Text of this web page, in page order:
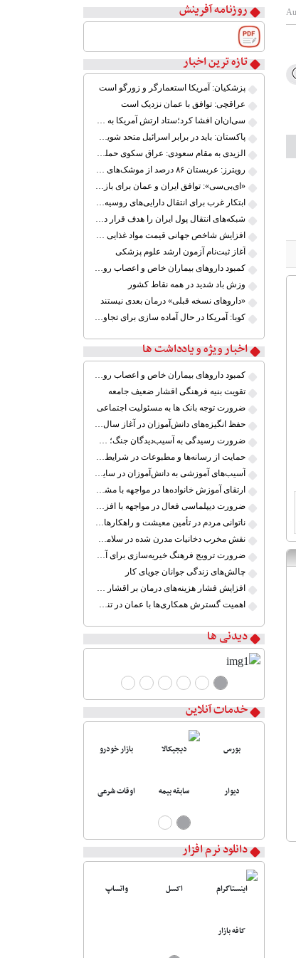
روزنامه آفرینش
۱
۳
۵
۶
۷
۸
تازه ترین اخبار
پزشکیان: آمریکا استعمارگر و زورگو است
عراقچی: توافق با عمان نزدیک است
سی‌ان‌ان افشا کرد؛ستاد ارتش آمریکا به دنبال راهی برای خروج از جنگ است
پاکستان: باید در برابر اسرائیل متحد شویم؛ عادی‌سازی هیچ سودی ندارد
الزیدی به مقام سعودی: عراق سکوی حمله به کشورهای دیگر نخواهد شد
رویترز: عربستان ۸۶ درصد از موشک‌های پاتریوت خود را استفاده کرده است
«ای‌بی‌سی»: توافق ایران و عمان برای بازگشایی تنگه هرمز ۶۰ روزه است
ابتکار غرب برای انتقال دارایی‌های روسیه جهت استفاده کی‌یف
شبکه‌های انتقال پول ایران را هدف قرار دادیم
افزایش شاخص جهانی قیمت مواد غذایی در پی تحولات خلیج فارس
آغاز ثبت‌نام آزمون ارشد علوم پزشکی
کمبود داروهای بیماران خاص و اعصاب روان؛ چالش‌های نظارتی و بازار سیاه
وزش باد شدید در همه نقاط کشور
«داروهای نسخه قبلی» درمان بعدی نیستند
کوبا: آمریکا در حال آماده سازی برای تجاوز به خاک ماست
اخبار ویژه و یادداشت ها
کمبود داروهای بیماران خاص و اعصاب روان؛ چالش‌های نظارتی و بازار سیاه
تقویت بنیه فرهنگی اقشار ضعیف جامعه
ضرورت توجه بانک ها به مسئولیت اجتماعی
حفظ انگیزه‌های دانش‌آموزان در آغاز سال تحصیلی جدید
ضرورت رسیدگی به آسیب‌دیدگان جنگ؛ حمایت از کارگران و خانواده‌ها
حمایت از رسانه‌ها و مطبوعات در شرایط جنگی
آسیب‌های آموزشی به دانش‌آموزان در سایه ابهام بازگشایی مدارس
ارتقای آموزش خانواده‌ها در مواجهه با مشکلات خاص
ضرورت دیپلماسی فعال در مواجهه با افزایش تنش‌های نظامی میان ایران و آمریکا
ناتوانی مردم در تأمین معیشت و راهکارهای کم اثر
نقش مخرب دخانیات مدرن شده در سلامت جوانان
ضرورت ترویج فرهنگ خیریه‌سازی برای آموزش کودکان کم برخوردار ایران
چالش‌های زندگی جوانان جویای کار
افزایش فشار هزینه‌های درمان بر اقشار ضعیف
اهمیت گسترش همکاری‌ها با عمان در تنگه هرمز
دیدنی ها
خدمات آنلاین
بورس دیجیکالا بازار خودرو
دیوار سابقه بیمه اوقات شرعی
دانلود نرم افزار
اینستاگرام اکسل واتساپ
کافه بازار